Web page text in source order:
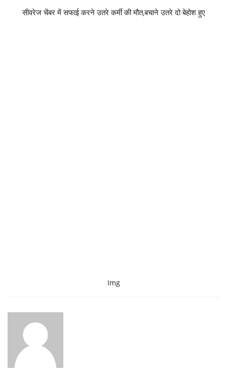
सीवरेज चेंबर में सफाई करने उतरे कर्मी की मौत,बचाने उतरे दो बेहोश हुए
Img